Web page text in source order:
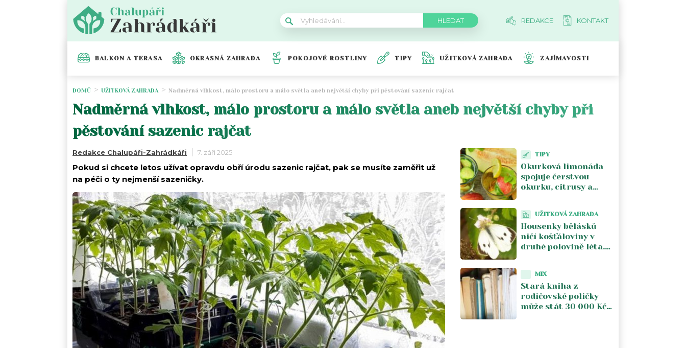
REDAKCE KONTAKT
BALKON A TERASA OKRASNÁ ZAHRADA POKOJOVÉ ROSTLINY TIPY UŽITKOVÁ ZAHRADA ZAJÍMAVOSTI
DOMŮ UŽITKOVÁ ZAHRADA Nadměrná vlhkost, málo prostoru a málo světla aneb největší chyby při pěstování sazenic rajčat
Nadměrná vlhkost, málo prostoru a málo světla aneb největší chyby při
pěstování sazenic rajčat
Redakce Chalupáři-Zahrádkáři 7. září 2025
Pokud si chcete letos užívat opravdu obří úrodu sazenic rajčat, pak se musíte zaměřit už
na péči o ty nejmenší sazeničky.
TIPY
Okurková limonáda
spojuje čerstvou
okurku, citrusy a
UŽITKOVÁ ZAHRADA
Housenky bělásků
ničí košťáloviny v
druhé polovině léta.
MIX
Stará kniha z
rodičovské poličky
může stát 30 000 Kč.